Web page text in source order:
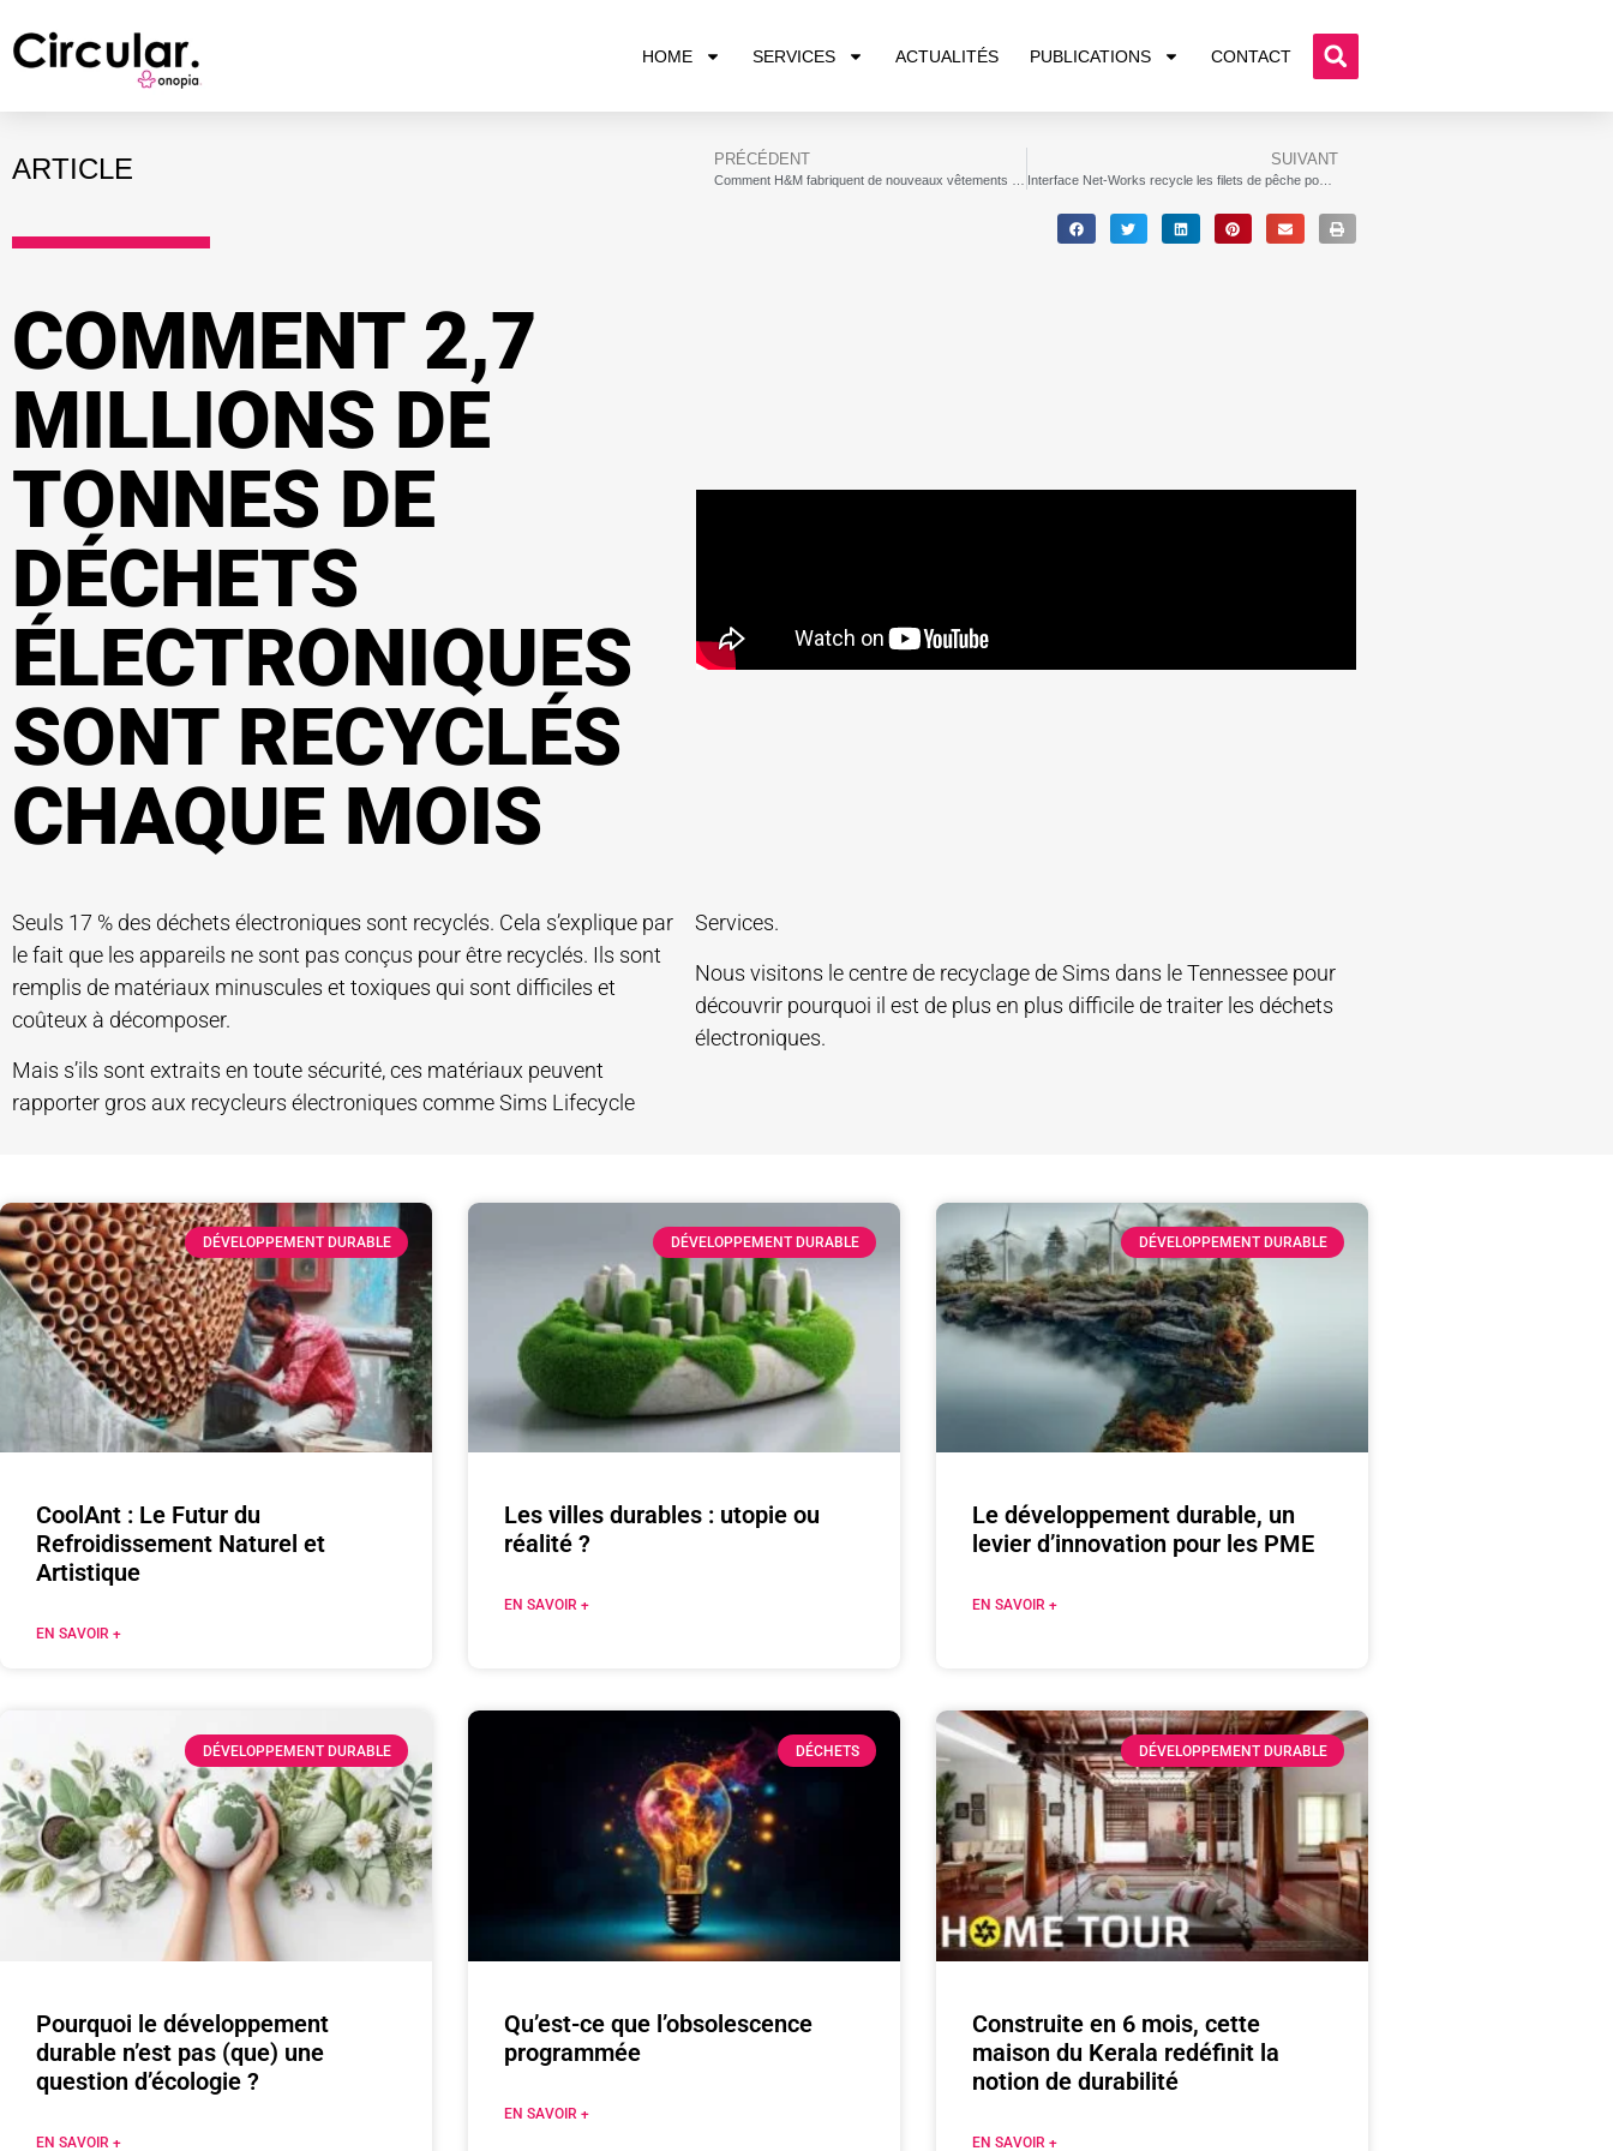
HOME SERVICES ACTUALITÉS PUBLICATIONS CONTACT
ARTICLE PRÉCÉDENT SUIVANT
Interface Net-Works recycle les filets de pêche pour la fabrication de dalles moquette
COMMENT 2,7
MILLIONS DE
TONNES DE
DÉCHETS
ÉLECTRONIQUES
SONT RECYCLÉS
CHAQUE MOIS
Seuls 17 % des déchets électroniques sont recyclés. Cela s’explique par
le fait que les appareils ne sont pas conçus pour être recyclés. Ils sont
remplis de matériaux minuscules et toxiques qui sont difficiles et
coûteux à décomposer.
Mais s’ils sont extraits en toute sécurité, ces matériaux peuvent
rapporter gros aux recycleurs électroniques comme Sims Lifecycle
Services.
Nous visitons le centre de recyclage de Sims dans le Tennessee pour
découvrir pourquoi il est de plus en plus difficile de traiter les déchets
électroniques.
DÉVELOPPEMENT DURABLE
CoolAnt : Le Futur du
Refroidissement Naturel et
Artistique
EN SAVOIR +
DÉVELOPPEMENT DURABLE
Les villes durables : utopie ou
réalité ?
EN SAVOIR +
DÉVELOPPEMENT DURABLE
Le développement durable, un
levier d’innovation pour les PME
EN SAVOIR +
DÉVELOPPEMENT DURABLE
Pourquoi le développement
durable n’est pas (que) une
question d’écologie ?
EN SAVOIR +
DÉCHETS
Qu’est-ce que l’obsolescence
programmée
EN SAVOIR +
DÉVELOPPEMENT DURABLE
Construite en 6 mois, cette
maison du Kerala redéfinit la
notion de durabilité
EN SAVOIR +